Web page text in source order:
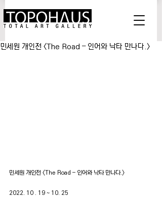
민세원 개인전 <The Road – 인어와 낙타 만나다.>
민세원 개인전 <The Road – 인어와 낙타 만나다.>
2022. 10 . 19 ~ 10. 25